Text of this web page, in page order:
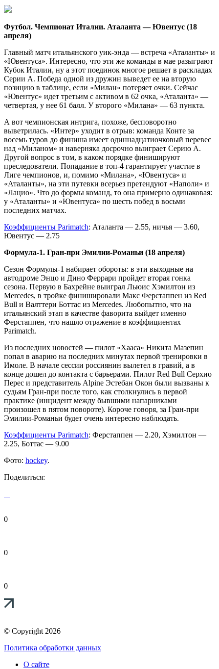
Футбол. Чемпионат Италии. Аталанта — Ювентус (18
апреля)
Главный матч итальянского уик-энда — встреча «Аталанты» и
«Ювентуса». Интересно, что эти же команды в мае разыграют
Кубок Италии, ну а этот поединок многое решает в раскладах
Серии А. Победа одной из дружин выведет ее на вторую
позицию в таблице, если «Милан» потеряет очки. Сейчас
«Ювентус» идет третьим с активом в 62 очка, «Аталанта» —
четвертая, у нее 61 балл. У второго «Милана» — 63 пункта.
А вот чемпионская интрига, похоже, бесповоротно
выветрилась. «Интер» уходит в отрыв: команда Конте за
восемь туров до финиша имеет одиннадцатиочковый перевес
над «Миланом» и наверняка досрочно выиграет Серию А.
Другой вопрос в том, в каком порядке финишируют
преследователи. Попадание в топ-4 гарантирует участие в
Лиге чемпионов, и, помимо «Милана», «Ювентуса» и
«Аталанты», на эти путевки всерьез претендуют «Наполи» и
«Лацио». Что до формы команд, то она примерно одинаковая:
у «Аталанты» и «Ювентуса» по шесть побед в восьми
последних матчах.
Коэффициенты Parimatch: Аталанта — 2.55, ничья — 3.60,
Ювентус — 2.75
Формула-1. Гран-при Эмилии-Романьи (18 апреля)
Сезон Формулы-1 набирает обороты: в эти выходные на
автодроме Энцо и Дино Феррари пройдет вторая гонка
сезона. Первую в Бахрейне выиграл Льюис Хэмилтон из
Mercedes, в тройке финишировали Макс Ферстаппен из Red
Bull и Валттери Боттас из Mercedes. Любопытно, что на
итальянский этап в качестве фаворита выйдет именно
Ферстаппен, что нашло отражение в коэффициентах
Parimatch.
Из последних новостей — пилот «Хааса» Никита Мазепин
попал в аварию на последних минутах первой тренировки в
Имоле. В начале сессии россиянин вылетел в гравий, а в
конце дошел до контакта с барьерами. Пилот Red Bull Серхио
Перес и представитель Alpine Эстебан Окон были вызваны к
судьям Гран-при после того, как столкнулись в первой
практике (инцидент между бывшими напарниками
произошел в пятом повороте). Короче говоря, за Гран-при
Эмилии-Романьи будет очень интересно наблюдать.
Коэффициенты Parimatch: Ферстаппен — 2.20, Хэмилтон —
2.25, Боттас — 9.00
Фото: hockey.
Поделиться:
0
0
0
© Copyright 2026
Политика обработки данных
О сайте